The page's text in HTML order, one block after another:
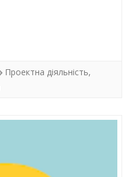
Проектна діяльність,